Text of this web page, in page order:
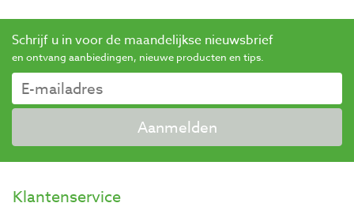
Schrijf u in voor de maandelijkse nieuwsbrief
en ontvang aanbiedingen, nieuwe producten en tips.
Aanmelden
Klantenservice